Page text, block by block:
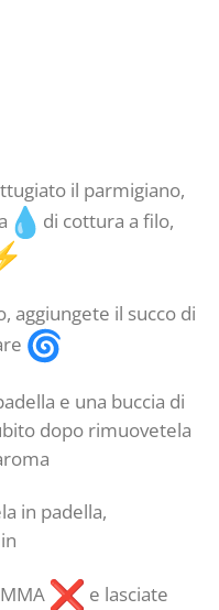
il parmigiano,
di cottura a filo,
aggiungete il succo di
e una buccia di
dopo rimuovetela
in padella,
e lasciate